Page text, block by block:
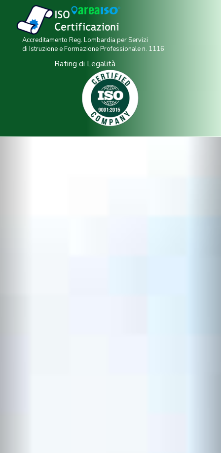
Accreditamento Reg. Lombardia per Servizi
di Istruzione e Formazione Professionale n. 1116
Rating di Legalità